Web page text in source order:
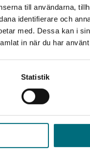
till användarna,
identifierare och
med. Dessa kan i
in när du har
Statistik
via
inte leveranser
ett köp måste